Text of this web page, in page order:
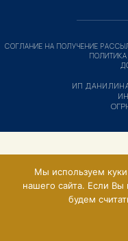
ИП
СОГЛАНИЕ НА ПОЛУЧЕНИЕ
Мы используем
нашего сайта. Если Вы
будем